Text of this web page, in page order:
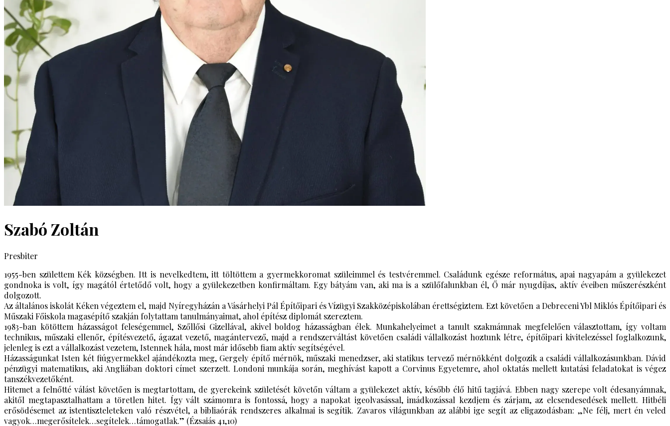
Szabó Zoltán
Presbiter
1955-ben születtem Kék községben. Itt is nevelkedtem, itt töltöttem a gyermekkoromat szüleimmel és testvéremmel. Családunk egésze református, apai nagyapám a gyülekezet
gondnoka is volt, így magától értetődő volt, hogy a gyülekezetben konfirmáltam. Egy bátyám van, aki ma is a szülőfalunkban él, Ő már nyugdíjas, aktív éveiben műszerészként
dolgozott.
Az általános iskolát Kéken végeztem el, majd Nyíregyházán a Vásárhelyi Pál Építőipari és Vízügyi Szakközépiskolában érettségiztem. Ezt követően a Debreceni Ybl Miklós Építőipari és
Műszaki Főiskola magasépítő szakján folytattam tanulmányaimat, ahol építész diplomát szereztem.
1983-ban kötöttem házasságot feleségemmel, Szőllősi Gizellával, akivel boldog házasságban élek. Munkahelyeimet a tanult szakmámnak megfelelően választottam, így voltam
technikus, műszaki ellenőr, építésvezető, ágazat vezető, magántervező, majd a rendszerváltást követően családi vállalkozást hoztunk létre, építőipari kivitelezéssel foglalkozunk,
jelenleg is ezt a vállalkozást vezetem, Istennek hála, most már idősebb fiam aktív segítségével.
Házasságunkat Isten két fiúgyermekkel ajándékozta meg, Gergely építő mérnök, műszaki menedzser, aki statikus tervező mérnökként dolgozik a családi vállalkozásunkban. Dávid
pénzügyi matematikus, aki Angliában doktori címet szerzett. Londoni munkája során, meghívást kapott a Corvinus Egyetemre, ahol oktatás mellett kutatási feladatokat is végez
tanszékvezetőként.
Hitemet a felnőtté válást követően is megtartottam, de gyerekeink születését követőn váltam a gyülekezet aktív, később élő hitű tagjává. Ebben nagy szerepe volt édesanyámnak,
akitől megtapasztalhattam a töretlen hitet. Így vált számomra is fontossá, hogy a napokat igeolvasással, imádkozással kezdjem és zárjam, az elcsendesedések mellett. Hitbéli
erősödésemet az istentiszteleteken való részvétel, a bibliaórák rendszeres alkalmai is segítik. Zavaros világunkban az alábbi ige segít az eligazodásban: „Ne félj, mert én veled
vagyok…megerősítelek…segítelek…támogatlak.” (Ézsaiás 41,10)